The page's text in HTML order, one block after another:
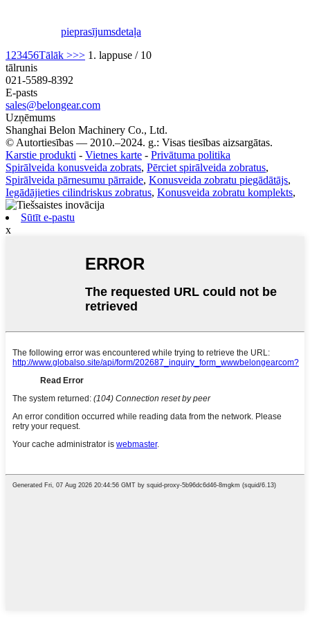
pieprasījumsdetaļa
1 23456Tālāk >>> 1. lappuse / 10
tālrunis
021-5589-8392
E-pasts
sales@belongear.com
Uzņēmums
Shanghai Belon Machinery Co., Ltd.
© Autortiesības — 2010.–2024. g.: Visas tiesības aizsargātas.
Karstie produkti - Vietnes karte - Privātuma politika
Spirālveida konusveida zobrats, Pērciet spirālveida zobratus,
Spirālveida pārnesumu pārraide, Konusveida zobratu piegādātājs,
Iegādājieties cilindriskus zobratus, Konusveida zobratu komplekts,
Sūtīt e-pastu
x